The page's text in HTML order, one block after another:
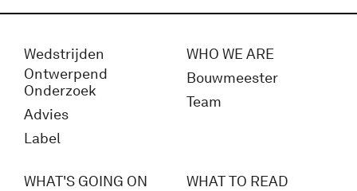
Wedstrijden
Ontwerpend
Onderzoek
Advies
Label
WHO WE ARE
Bouwmeester
Team
WHAT'S GOING ON
WHAT TO READ